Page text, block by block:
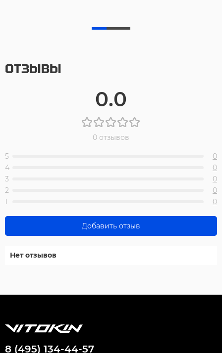
ОТЗЫВЫ
0.0
0 отзывов
5
0
4
0
3
0
2
0
1
0
Добавить отзыв
Нет отзывов
8 (495) 134-44-57